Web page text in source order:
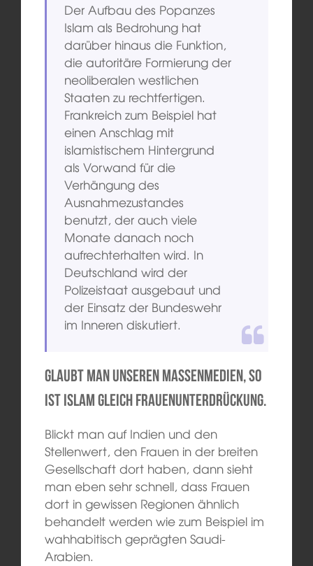
Der Aufbau des Popanzes
Islam als Bedrohung hat
darüber hinaus die Funktion,
die autoritäre Formierung der
neoliberalen westlichen
Staaten zu rechtfertigen.
Frankreich zum Beispiel hat
einen Anschlag mit
islamistischem Hintergrund
als Vorwand für die
Verhängung des
Ausnahmezustandes
benutzt, der auch viele
Monate danach noch
aufrechterhalten wird. In
Deutschland wird der
Polizeistaat ausgebaut und
der Einsatz der Bundeswehr
im Inneren diskutiert.
Glaubt man unseren Massenmedien, so
ist Islam gleich Frauenunterdrückung.
Blickt man auf Indien und den
Stellenwert, den Frauen in der breiten
Gesellschaft dort haben, dann sieht
man eben sehr schnell, dass Frauen
dort in gewissen Regionen ähnlich
behandelt werden wie zum Beispiel im
wahhabitisch geprägten Saudi-
Arabien.